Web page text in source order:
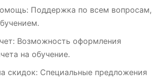
Поддержка по всем вопросам,
Возможность оформления
на обучение.
скидок: Специальные предложения